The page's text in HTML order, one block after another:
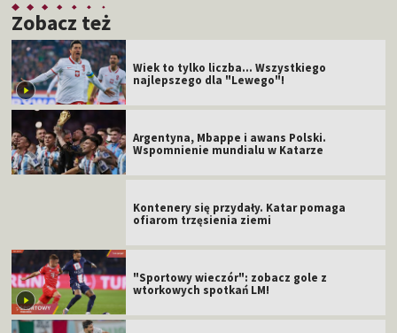
Zobacz też
Wiek to tylko liczba... Wszystkiego
najlepszego dla "Lewego"!
Argentyna, Mbappe i awans Polski.
Wspomnienie mundialu w Katarze
Kontenery się przydały. Katar pomaga
ofiarom trzęsienia ziemi
"Sportowy wieczór": zobacz gole z
wtorkowych spotkań LM!